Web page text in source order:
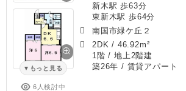
もっと見る
6人検討中
新木駅 歩63分
東新木駅 歩64分
南国市緑ケ丘２
2DK / 46.92m²
1階 / 地上2階建
築26年 / 賃貸アパート